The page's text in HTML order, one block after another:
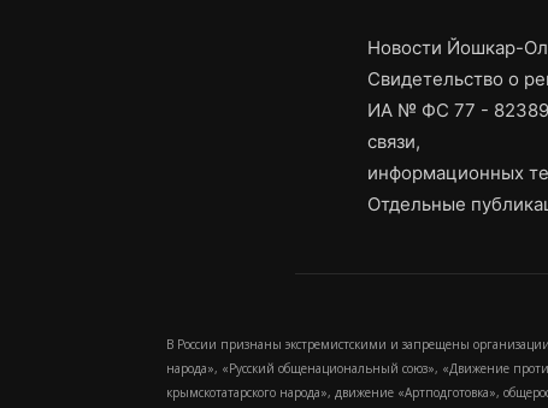
Новости Йошкар-
Свидетельство о
ИА № ФС 77 - 82389
связи,
информационных
Отдельные
В России признаны экстремистскими и запрещены
народа», «Русский общенациональный союз», «Движение
крымскотатарского народа», движение «Артподготовка»,